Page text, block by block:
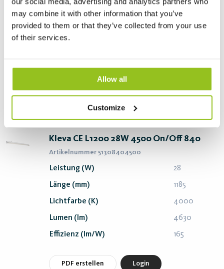
may combine it with other information that you’ve
provided to them or that they’ve collected from your use
of their services.
Allow all
Customize
Leistung (W) 28
Länge (mm)
Lichtfarbe (K)
Effizienz (lm/W) 154
Kleva CE L1200 28W 4500 On/Off 840
Artikelnummer 51308404500
Leistung (W) 28
Länge (mm) 1185
Lichtfarbe (K) 4000
Lumen (lm) 4630
Effizienz (lm/W) 165
PDF erstellen Login